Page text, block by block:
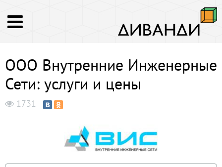
ООО Внутренние Инженерные
Сети: услуги и цены
1731